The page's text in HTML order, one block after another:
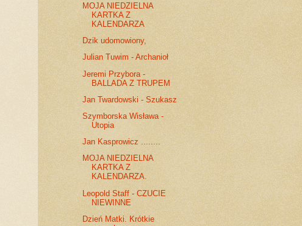
MOJA NIEDZIELNA
KARTKA Z
KALENDARZA
Dzik udomowiony,
Julian Tuwim - Archanioł
Jeremi Przybora -
BALLADA Z TRUPEM
Jan Twardowski - Szukasz
Szymborska Wisława -
Utopia
Jan Kasprowicz ........
MOJA NIEDZIELNA
KARTKA Z
KALENDARZA.
Leopold Staff - CZUCIE
NIEWINNE
Dzień Matki. Krótkie